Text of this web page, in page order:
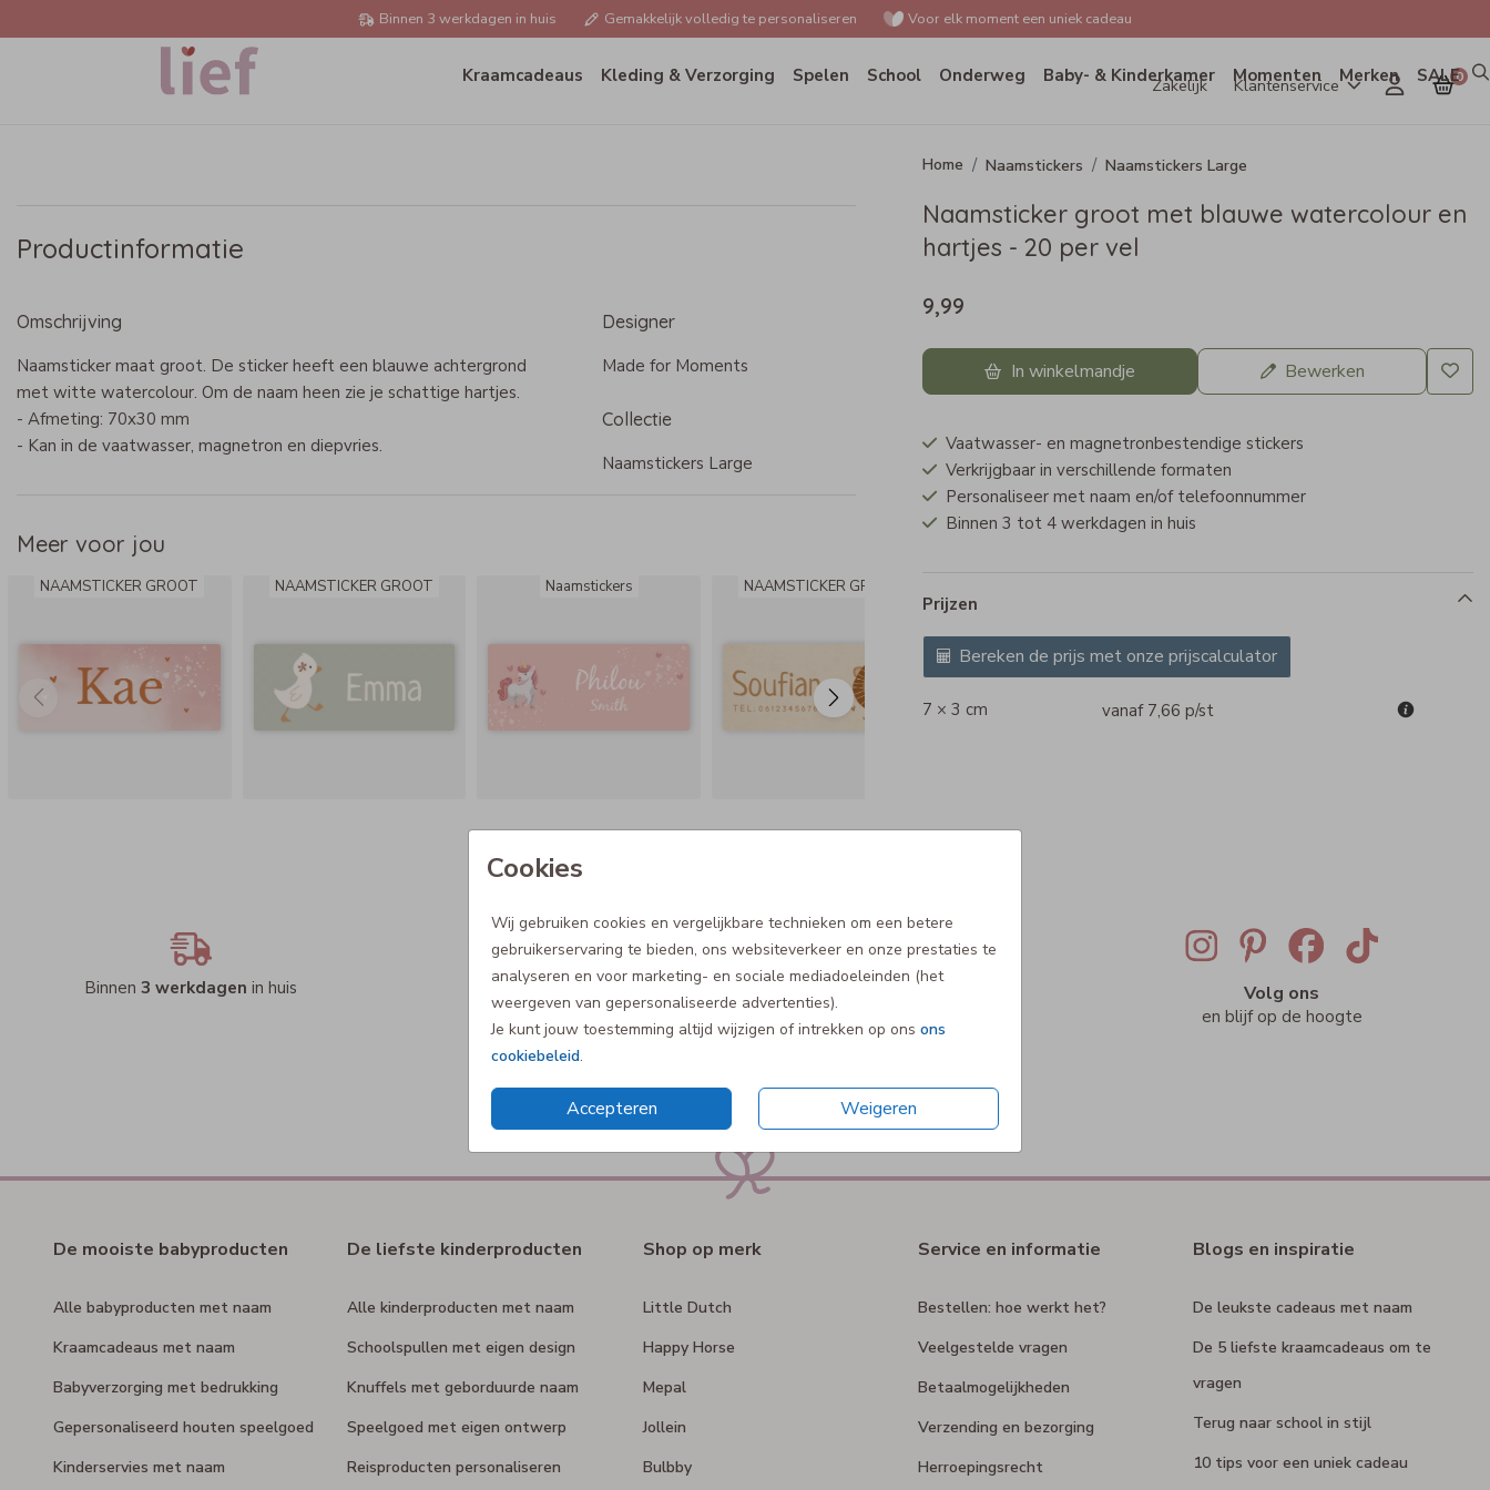
Binnen 3 werkdagen in huis Gemakkelijk volledig te personaliseren Voor elk moment een uniek cadeau
Zakelijk Klantenservice 0
Kraamcadeaus Kleding & Verzorging Spelen School Onderweg Baby- & Kinderkamer Momenten Merken SALE
Cookies
Wij gebruiken cookies en vergelijkbare technieken om een betere
gebruikerservaring te bieden, ons websiteverkeer en onze prestaties te
analyseren en voor marketing- en sociale mediadoeleinden (het
weergeven van gepersonaliseerde advertenties).
Je kunt jouw toestemming altijd wijzigen of intrekken op ons ons
cookiebeleid.
Accepteren Weigeren
Productinformatie
Omschrijving
Naamsticker maat groot. De sticker heeft een blauwe achtergrond
met witte watercolour. Om de naam heen zie je schattige hartjes.
- Afmeting: 70x30 mm
- Kan in de vaatwasser, magnetron en diepvries.
Designer
Made for Moments
Collectie
Naamstickers Large
Meer voor jou
NAAMSTICKER GROOT NAAMSTICKER GROOT Naamstickers NAAMSTICKER GROOT
Naamstickers Naamstickers Large
Naamsticker groot met blauwe watercolour en
hartjes - 20 per vel
9,99
In winkelmandje Bewerken
Vaatwasser- en magnetronbestendige stickers
Verkrijgbaar in verschillende formaten
Personaliseer met naam en/of telefoonnummer
Binnen 3 tot 4 werkdagen in huis
Prijzen
Bereken de prijs met onze prijscalculator
7 × 3 cm vanaf 7,66 p/st
Binnen 3 werkdagen in huis
van de 5 sterren
Gemakkelijk volledig
Volg ons
en blijf op de hoogte
De mooiste babyproducten
Alle babyproducten met naam
Kraamcadeaus met naam
Babyverzorging met bedrukking
Gepersonaliseerd houten speelgoed
Kinderservies met naam
De liefste kinderproducten
Alle kinderproducten met naam
Schoolspullen met eigen design
Knuffels met geborduurde naam
Speelgoed met eigen ontwerp
Reisproducten personaliseren
Shop op merk
Little Dutch
Happy Horse
Mepal
Jollein
Bulbby
Service en informatie
Bestellen: hoe werkt het?
Veelgestelde vragen
Betaalmogelijkheden
Verzending en bezorging
Herroepingsrecht
Blogs en inspiratie
De leukste cadeaus met naam
De 5 liefste kraamcadeaus om te
vragen
Terug naar school in stijl
10 tips voor een uniek cadeau